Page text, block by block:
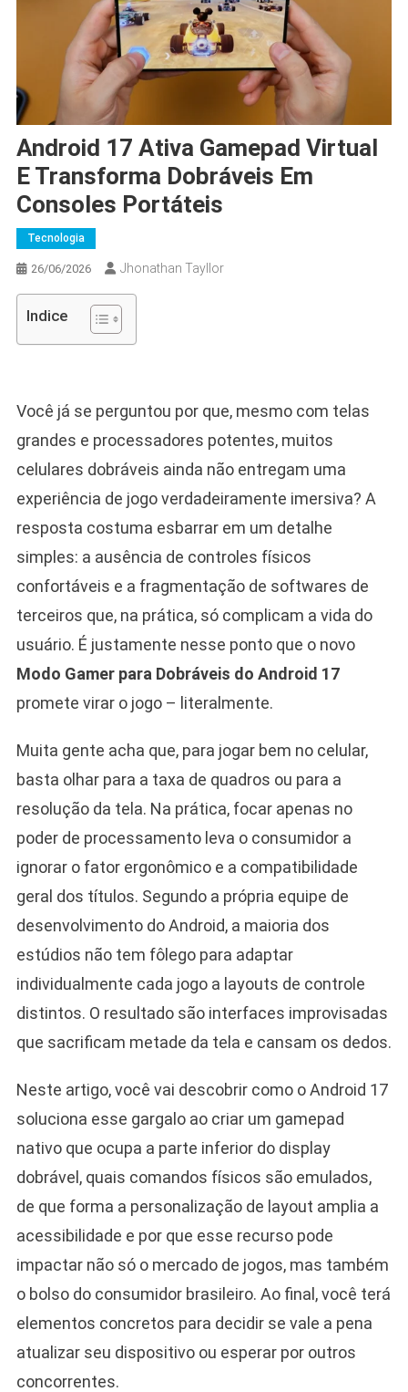
Android 17 Ativa Gamepad Virtual
E Transforma Dobráveis Em
Consoles Portáteis
Tecnologia
26/06/2026 Jhonathan Tayllor
Indice
Você já se perguntou por que, mesmo com telas
grandes e processadores potentes, muitos
celulares dobráveis ainda não entregam uma
experiência de jogo verdadeiramente imersiva? A
resposta costuma esbarrar em um detalhe
simples: a ausência de controles físicos
confortáveis e a fragmentação de softwares de
terceiros que, na prática, só complicam a vida do
usuário. É justamente nesse ponto que o novo
Modo Gamer para Dobráveis do Android 17
promete virar o jogo – literalmente.
Muita gente acha que, para jogar bem no celular,
basta olhar para a taxa de quadros ou para a
resolução da tela. Na prática, focar apenas no
poder de processamento leva o consumidor a
ignorar o fator ergonômico e a compatibilidade
geral dos títulos. Segundo a própria equipe de
desenvolvimento do Android, a maioria dos
estúdios não tem fôlego para adaptar
individualmente cada jogo a layouts de controle
distintos. O resultado são interfaces improvisadas
que sacrificam metade da tela e cansam os dedos.
Neste artigo, você vai descobrir como o Android 17
soluciona esse gargalo ao criar um gamepad
nativo que ocupa a parte inferior do display
dobrável, quais comandos físicos são emulados,
de que forma a personalização de layout amplia a
acessibilidade e por que esse recurso pode
impactar não só o mercado de jogos, mas também
o bolso do consumidor brasileiro. Ao final, você terá
elementos concretos para decidir se vale a pena
atualizar seu dispositivo ou esperar por outros
concorrentes.